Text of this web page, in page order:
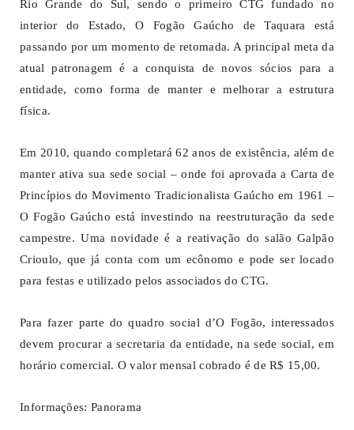
Rio Grande do Sul, sendo o primeiro CTG fundado no
interior do Estado, O Fogão Gaúcho de Taquara está
passando por um momento de retomada. A principal meta da
atual patronagem é a conquista de novos sócios para a
entidade, como forma de manter e melhorar a estrutura
física.
Em 2010, quando completará 62 anos de existência, além de
manter ativa sua sede social – onde foi aprovada a Carta de
Princípios do Movimento Tradicionalista Gaúcho em 1961 –
O Fogão Gaúcho está investindo na reestruturação da sede
campestre. Uma novidade é a reativação do salão Galpão
Crioulo, que já conta com um ecônomo e pode ser locado
para festas e utilizado pelos associados do CTG.
Para fazer parte do quadro social d’O Fogão, interessados
devem procurar a secretaria da entidade, na sede social, em
horário comercial. O valor mensal cobrado é de R$ 15,00.
Informações: Panorama